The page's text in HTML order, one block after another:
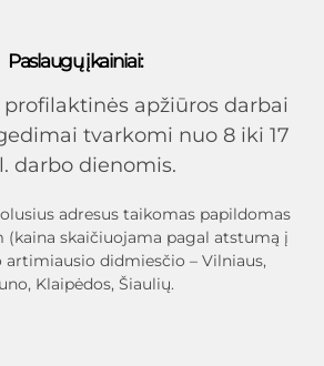
Paslaugų įkainiai:
apžiūros darbai
tvarkomi nuo 8 iki 17
darbo dienomis.
adresus taikomas papildomas
(kaina skaičiuojama pagal atstumą į
artimiausio didmiesčio – Vilniaus,
Klaipėdos, Šiaulių.